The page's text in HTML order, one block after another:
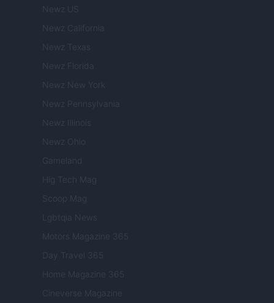
Newz US
Newz California
Newz Texas
Newz Florida
Newz New York
Newz Pennsylvania
Newz Illinois
Newz Ohio
Gameland
Hig Tech Mag
Scoop Mag
Lgbtqia News
Motors Magazine 365
Day Travel 365
Home Magazine 365
Cineverse Magazine